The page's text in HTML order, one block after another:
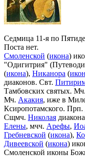
Седмица 11-я по
Поста нет.
Смоленской (икона)
"Одигитрия"
(икона), Никанора (
диаконов. Свт.
Тамбовских святых. Мч.
Мч. Акакия, иже в
Ксиропотамского. Прп.
Сщмч. Николая
Елены, мчч. Арефы,
Гребневской (икона),
Дивеевской (икона)
Смоленской иконы